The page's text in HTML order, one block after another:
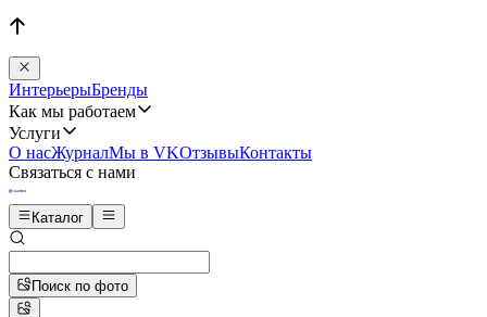
ИнтерьерыБренды
Как мы работаем
Услуги
О насЖурналМы в VKОтзывыКонтакты
Связаться с нами
Каталог
Поиск по фото